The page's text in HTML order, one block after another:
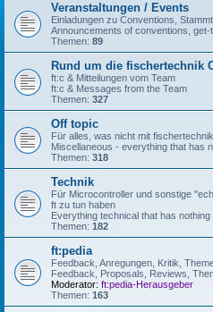
Veranstaltungen / Events
Einladungen zu Conventions,
Announcements of conventions,
Themen: 89
Rund um die fischertechnik
ft:c & Mitteilungen vom Team
ft:c & Messages from the Team
Themen: 327
Off topic
Für alles, was nicht mit
Miscellaneous - everything that has
Themen: 318
Technik
Für Microcontroller und sonstige
ft zu tun haben
Everything technical that has nothing
Themen: 182
ft:pedia
Feedback, Anregungen, Kritik,
Feedback, Proposals, Reviews,
Moderator: ft:pedia-Herausgeber
Themen: 163